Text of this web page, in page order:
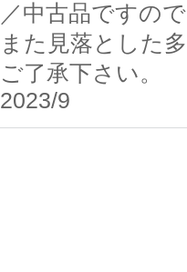
／中古品ですの
また見落とした
ご了承下さい。
2023/9